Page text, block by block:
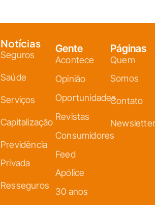
Notícias
Seguros
Saúde
Serviços
Capitalização
Previdência
Privada
Resseguros
Gente
Acontece
Opinião
Oportunidades
Revistas
Consumidores
Feed
Apólice
30 anos
Páginas
Quem
Somos
Contato
Newsletter